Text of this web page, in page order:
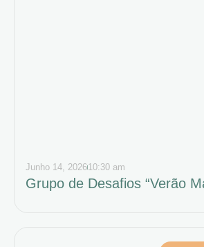
Junho 14, 202610:30 am
Grupo de Desafios “Verão